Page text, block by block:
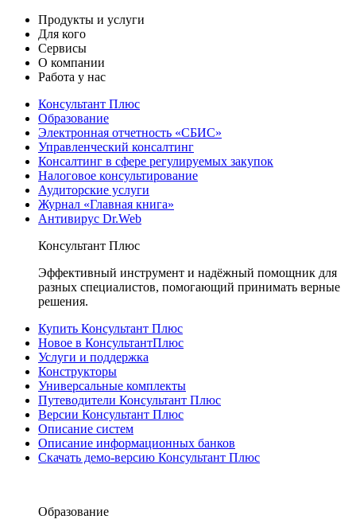
Продукты и услуги
Для кого
Сервисы
О компании
Работа у нас
Консультант Плюс
Образование
Электронная отчетность «СБИС»
Управленческий консалтинг
Консалтинг в сфере регулируемых закупок
Налоговое консультирование
Аудиторские услуги
Журнал «Главная книга»
Антивирус Dr.Web
Консультант Плюс
Эффективный инструмент и надёжный помощник для
разных специалистов, помогающий принимать верные
решения.
Купить Консультант Плюс
Новое в КонсультантПлюс
Услуги и поддержка
Конструкторы
Универсальные комплекты
Путеводители Консультант Плюс
Версии Консультант Плюс
Описание систем
Описание информационных банков
Скачать демо-версию Консультант Плюс
Образование